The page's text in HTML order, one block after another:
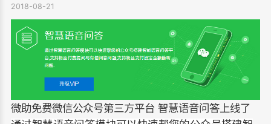
2018-08-21
微助免费微信公众号第三方平台 智慧语音问答上线了